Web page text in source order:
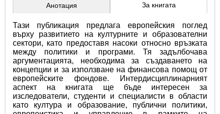
Анотация За книгата
Тази публикация предлага европейския поглед
върху развитието на културните и образователни
сектори, като предоставя насоки относно връзката
между политики и програми. Тя задълбочава
аргументацията, необходима за създаването на
концепции и за използване на финансова помощ от
европейските фондове. Интердисциплинарният
аспект на книгата ще бъде интересен за
изследователи, студенти и специалисти в области
като култура и образование, публични политики,